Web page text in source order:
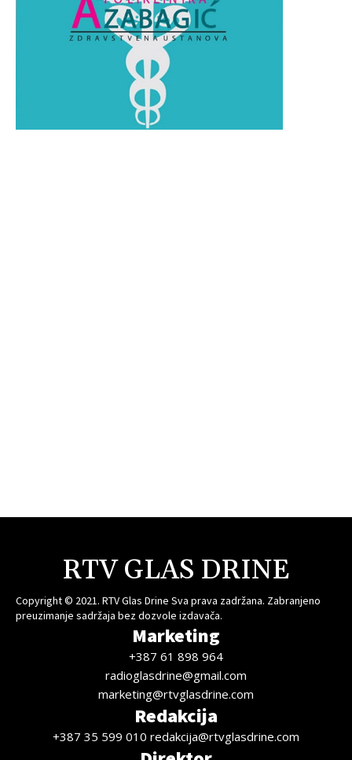
RTV GLAS DRINE
Copyright © 2021. RTV Glas Drine Sva prava zadržana. Zabranjeno
preuzimanje sadržaja bez dozvole izdavača.
Marketing
+387 61 898 964
radioglasdrine@gmail.com
marketing@rtvglasdrine.com
Redakcija
+387 35 599 010 redakcija@rtvglasdrine.com